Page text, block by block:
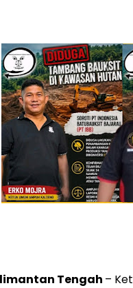
Tengah –